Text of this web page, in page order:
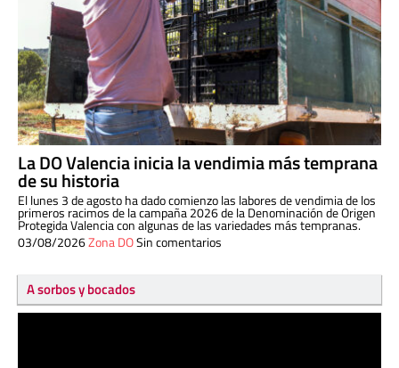
La DO Valencia inicia la vendimia más temprana
de su historia
El lunes 3 de agosto ha dado comienzo las labores de vendimia de los
primeros racimos de la campaña 2026 de la Denominación de Origen
Protegida Valencia con algunas de las variedades más tempranas.
03/08/2026Zona DOSin comentarios
A sorbos y bocados